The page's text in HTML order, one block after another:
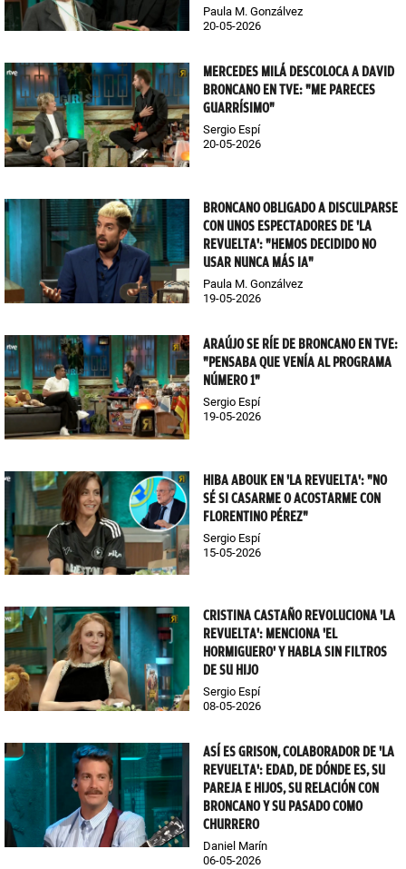
Paula M. Gonzálvez
20-05-2026
MERCEDES MILÁ DESCOLOCA A DAVID
BRONCANO EN TVE: "ME PARECES
GUARRÍSIMO"
Sergio Espí
20-05-2026
BRONCANO OBLIGADO A DISCULPARSE
CON UNOS ESPECTADORES DE 'LA
REVUELTA': "HEMOS DECIDIDO NO
USAR NUNCA MÁS IA"
Paula M. Gonzálvez
19-05-2026
ARAÚJO SE RÍE DE BRONCANO EN TVE:
"PENSABA QUE VENÍA AL PROGRAMA
NÚMERO 1"
Sergio Espí
19-05-2026
HIBA ABOUK EN 'LA REVUELTA': "NO
SÉ SI CASARME O ACOSTARME CON
FLORENTINO PÉREZ"
Sergio Espí
15-05-2026
CRISTINA CASTAÑO REVOLUCIONA 'LA
REVUELTA': MENCIONA 'EL
HORMIGUERO' Y HABLA SIN FILTROS
DE SU HIJO
Sergio Espí
08-05-2026
ASÍ ES GRISON, COLABORADOR DE 'LA
REVUELTA': EDAD, DE DÓNDE ES, SU
PAREJA E HIJOS, SU RELACIÓN CON
BRONCANO Y SU PASADO COMO
CHURRERO
Daniel Marín
06-05-2026